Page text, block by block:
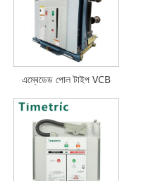
এম্বেডেড পোল টাইপ VCB